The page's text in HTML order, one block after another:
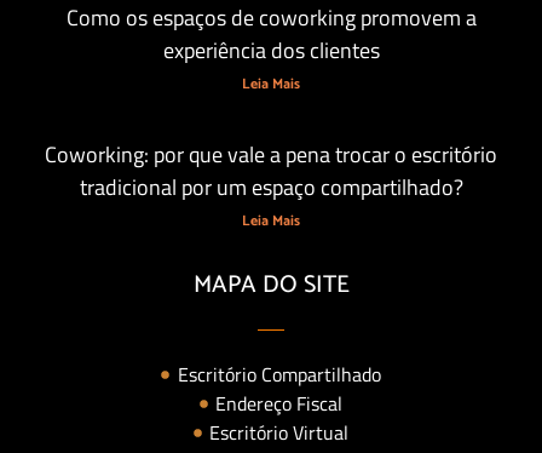
Como os espaços de coworking promovem a
experiência dos clientes
Leia Mais
Coworking: por que vale a pena trocar o escritório
tradicional por um espaço compartilhado?
Leia Mais
MAPA DO SITE
Escritório Compartilhado
Endereço Fiscal
Escritório Virtual